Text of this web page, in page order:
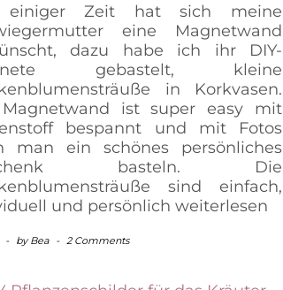
einiger Zeit hat sich meine
eine Magnetwand
dazu habe ich ihr DIY-
gebastelt, kleine
in Korkvasen.
ist super easy mit
bespannt und mit Fotos
man ein schönes persönliches
basteln. Die
sind einfach,
und persönlich weiterlesen
- byBea - 2 Comments